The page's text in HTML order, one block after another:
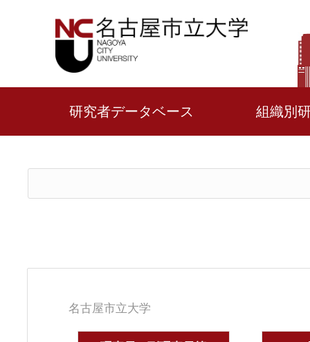
研究者データベース 組織別
名古屋市立大学